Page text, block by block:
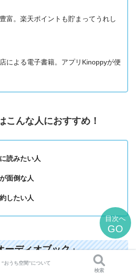
目次へ
GO
富。楽天ポイントも貯まってうれし
による電子書籍。アプリKinoppyが便
こんな人におすすめ！
読みたい人
面倒な人
したい人
ーディオブック」
“おうち空間”について
検索